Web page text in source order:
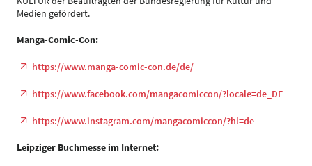
Medien gefördert.
Manga-Comic-Con:
https://www.manga-comic-con.de/de/
https://www.facebook.com/mangacomiccon/?locale=de_DE
https://www.instagram.com/mangacomiccon/?hl=de
Leipziger Buchmesse im Internet: